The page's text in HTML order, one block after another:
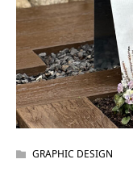
GRAPHIC DESIGN